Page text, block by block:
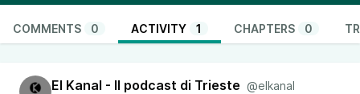
pericolo il comitato chiede di creare nell’area un Parco
comunale o un biotopo, così da salvaguardare il
patrimonio naturale promuovendo al tempo stesso un
🎙️ Ne abbiamo parlato con Liam McCourt, portavoce del
COMMENTS 0 ACTIVITY 1 CHAPTERS 0
El Kanal - Il podcast di Trieste @elkanal